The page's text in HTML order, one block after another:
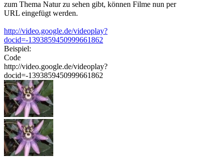
zum Thema Natur zu sehen gibt, können Filme nun per
URL eingefügt werden.
http://video.google.de/videoplay?
docid=-1393859450999661862
Beispiel:
Code
http://video.google.de/videoplay?
docid=-1393859450999661862